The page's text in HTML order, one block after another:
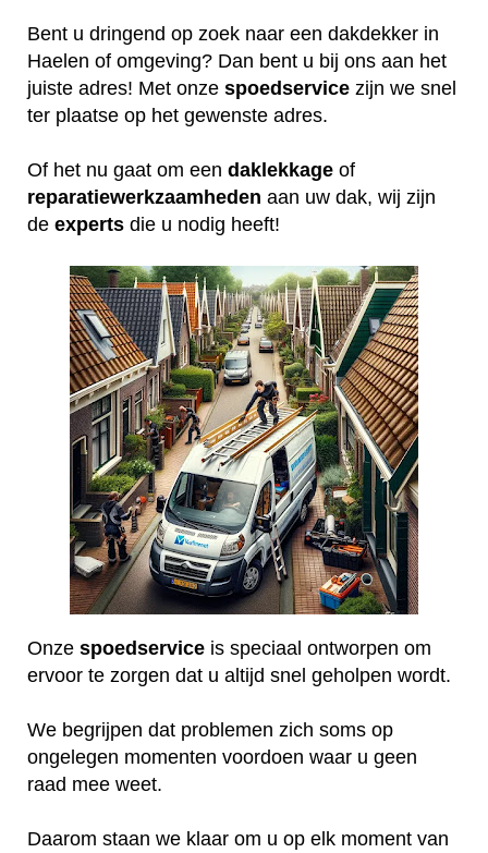
Bent u dringend op zoek naar een dakdekker in
Haelen of omgeving? Dan bent u bij ons aan het
juiste adres! Met onze spoedservice zijn we snel
ter plaatse op het gewenste adres.
Of het nu gaat om een daklekkage of
reparatiewerkzaamheden aan uw dak, wij zijn
de experts die u nodig heeft!
Onze spoedservice is speciaal ontworpen om
ervoor te zorgen dat u altijd snel geholpen wordt.
We begrijpen dat problemen zich soms op
ongelegen momenten voordoen waar u geen
raad mee weet.
Daarom staan we klaar om u op elk moment van